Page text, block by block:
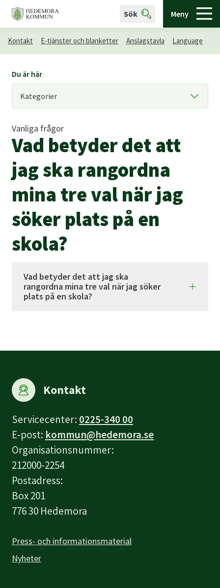
Sök Meny
Kontakt E-tjänster och blanketter Anslagstavla Language
Vanliga frågor
Vad betyder det att
jag ska rangordna
mina tre val när jag
söker plats på en
skola?
Vad betyder det att jag ska
rangordna mina tre val när jag söker
plats på en skola?
Du är här
Kontakt
Servicecenter: 0225-340 00
E-post: kommun@hedemora.se
Organisationsnummer:
212000-2254
Postadress:
Box 201
776 30 Hedemora
Press- och informationsmaterial
Nyheter